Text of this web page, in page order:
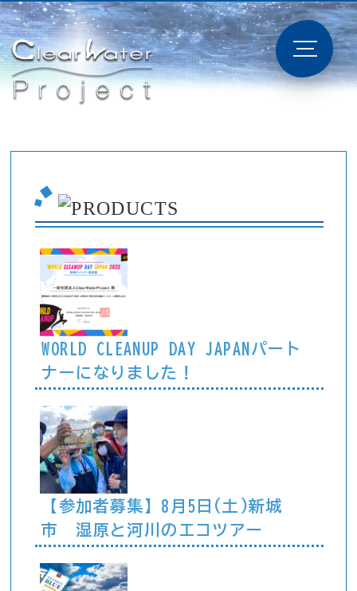
WORLD CLEANUP DAY JAPANパート
ナーになりました！
【参加者募集】8月5日(土)新城
市 湿原と河川のエコツアー